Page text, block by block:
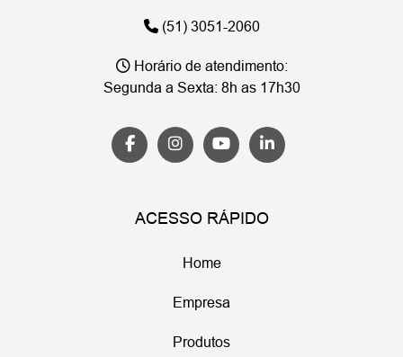
(51) 3051-2060
Horário de atendimento:
Segunda a Sexta: 8h as 17h30
ACESSO RÁPIDO
Home
Empresa
Produtos